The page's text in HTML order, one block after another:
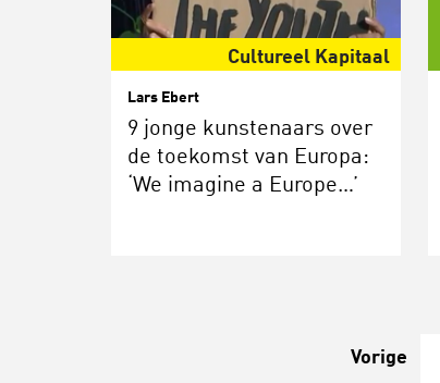
Cultureel Kapitaal
Lars Ebert
9 jonge kunstenaars over
de toekomst van Europa:
‘We imagine a Europe…’
Vorige